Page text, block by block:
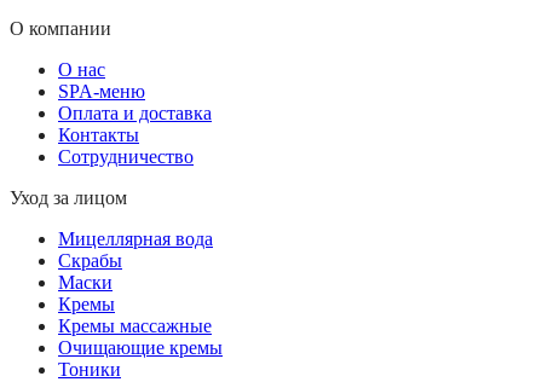
О компании
О нас
SPA-меню
Оплата и доставка
Контакты
Сотрудничество
Уход за лицом
Мицеллярная вода
Скрабы
Маски
Кремы
Кремы массажные
Очищающие кремы
Тоники